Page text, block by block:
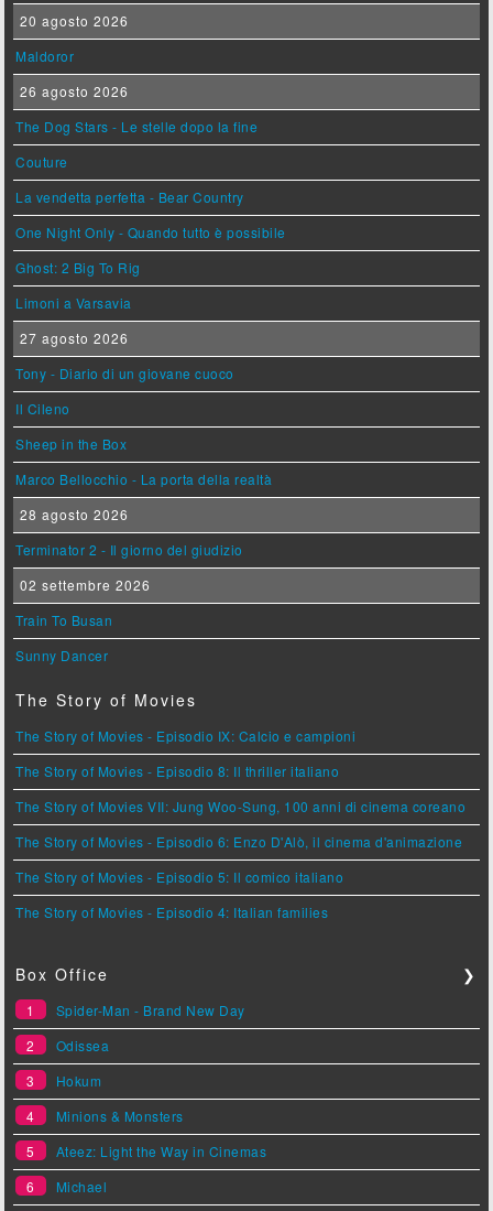
20 agosto 2026
Maldoror
26 agosto 2026
The Dog Stars - Le stelle dopo la fine
Couture
La vendetta perfetta - Bear Country
One Night Only - Quando tutto è possibile
Ghost: 2 Big To Rig
Limoni a Varsavia
27 agosto 2026
Tony - Diario di un giovane cuoco
Il Cileno
Sheep in the Box
Marco Bellocchio - La porta della realtà
28 agosto 2026
Terminator 2 - Il giorno del giudizio
02 settembre 2026
Train To Busan
Sunny Dancer
The Story of Movies
The Story of Movies - Episodio IX: Calcio e campioni
The Story of Movies - Episodio 8: Il thriller italiano
The Story of Movies VII: Jung Woo-Sung, 100 anni di cinema coreano
The Story of Movies - Episodio 6: Enzo D'Alò, il cinema d'animazione
The Story of Movies - Episodio 5: Il comico italiano
The Story of Movies - Episodio 4: Italian families
Box Office ❯
1
Spider-Man - Brand New Day
2
Odissea
3
Hokum
4
Minions & Monsters
5
Ateez: Light the Way in Cinemas
6
Michael